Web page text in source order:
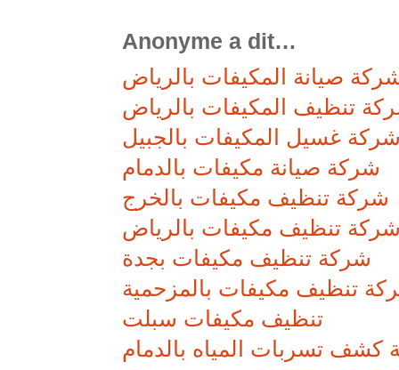
Anonyme a dit…
صيانة المكيفات بالرياض
تنظيف المكيفات بالرياض
غسيل المكيفات بالجبيل
شركة صيانة مكيفات بالدمام
شركة تنظيف مكيفات بالخرج
تنظيف مكيفات بالرياض
شركة تنظيف مكيفات بجدة
تنظيف مكيفات بالمزحمية
تنظيف مكيفات سبلت
كشف تسربات المياه بالدمام